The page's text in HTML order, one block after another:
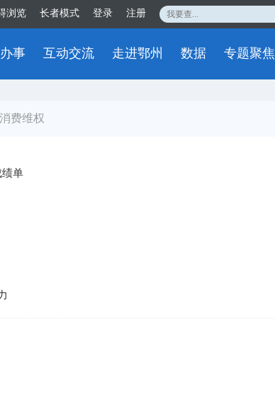
浏览 长者模式 登录 注册
事 互动交流 走进鄂州 数据 专题聚焦
消费维权
绩单